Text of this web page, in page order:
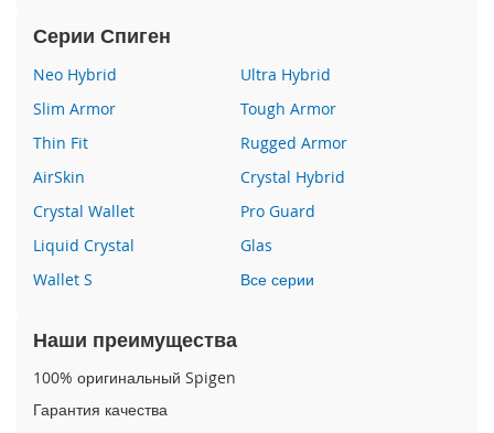
e
7
P
h
o
n
1
6
P
o
a
Серии Спиген
Neo Hybrid
Ultra Hybrid
Slim Armor
Tough Armor
Thin Fit
Rugged Armor
AirSkin
Crystal Hybrid
Crystal Wallet
Pro Guard
Liquid Crystal
Glas
Wallet S
Все серии
Наши преимущества
100% оригинальный Spigen
Гарантия качества